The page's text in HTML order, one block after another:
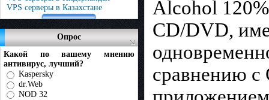
VPS серверы в Казахстане
Опрос
Какой по вашему мнению
антивирус, лучший?
Kaspersky
dr.Web
NOD 32
Alcohol
CD/DVD,
сравнению с